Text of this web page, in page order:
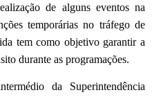
de alguns eventos na
temporárias no tráfego de
tem como objetivo garantir a
durante as programações.
da Superintendência